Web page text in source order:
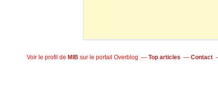
Voir le profil de MIB sur le portail Overblog Top articles Contact